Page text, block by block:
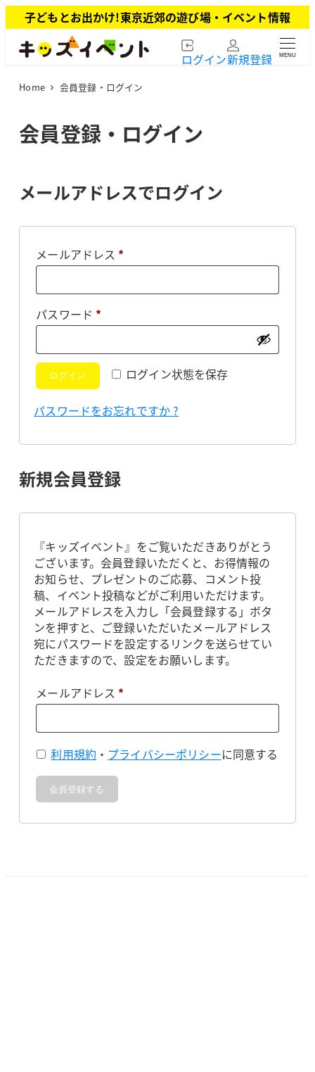
イ
子どもとお出かけ!東京近郊の遊び場・イベント情報
ログイン新規登録 MENU
Home 会員登録・ログイン
会員登録・ログイン
メールアドレスでログイン
メールアドレス *必
パスワード *必
ログイン状態を保存
ログイン
パスワードをお忘れですか ?
新規会員登録
『キッズイベント』をご覧いただきありがとう
ございます。会員登録いただくと、お得情報の
お知らせ、プレゼントのご応募、コメント投
稿、イベント投稿などがご利用いただけます。
メールアドレスを入力し「会員登録する」ボタ
ンを押すと、ご登録いただいたメールアドレス
宛にパスワードを設定するリンクを送らせてい
ただきますので、設定をお願いします。
メールアドレス *必
利用規約 ・ プライバシーポリシーに同意する
会員登録する